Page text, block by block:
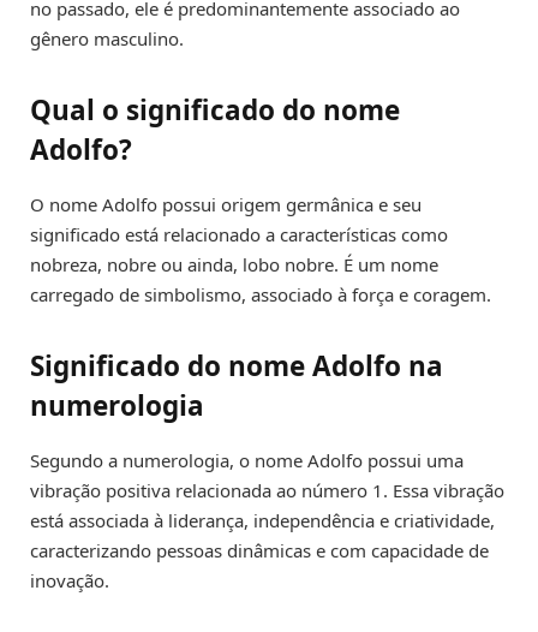
no passado, ele é predominantemente associado ao
gênero masculino.
Qual o significado do nome
Adolfo?
O nome Adolfo possui origem germânica e seu
significado está relacionado a características como
nobreza, nobre ou ainda, lobo nobre. É um nome
carregado de simbolismo, associado à força e coragem.
Significado do nome Adolfo na
numerologia
Segundo a numerologia, o nome Adolfo possui uma
vibração positiva relacionada ao número 1. Essa vibração
está associada à liderança, independência e criatividade,
caracterizando pessoas dinâmicas e com capacidade de
inovação.